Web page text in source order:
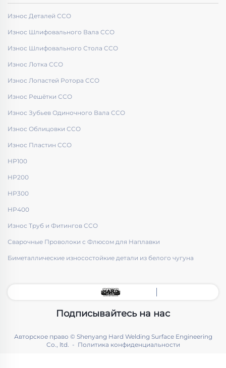
Износ Деталей CCO
Износ Шлифовального Вала CCO
Износ Шлифовального Стола CCO
Износ Лотка CCO
Износ Лопастей Ротора CCO
Износ Решётки CCO
Износ Зубьев Одиночного Вала CCO
Износ Облицовки CCO
Износ Пластин CCO
HP100
HP200
HP300
HP400
Износ Труб и Фитингов CCO
Сварочные Проволоки с Флюсом для Наплавки
Биметаллические износостойкие детали из белого чугуна
Подписывайтесь на нас
Авторское право © Shenyang Hard Welding Surface Engineering
Co., ltd. - Политика конфиденциальности